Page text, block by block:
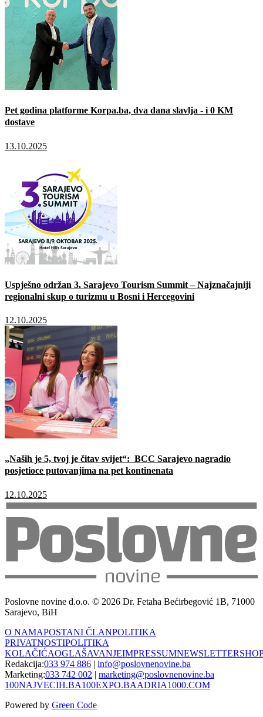
Pet godina platforme Korpa.ba, dva dana slavlja - i 0 KM
dostave
13.10.2025
Uspješno održan 3. Sarajevo Tourism Summit – Najznačajniji
regionalni skup o turizmu u Bosni i Hercegovini
12.10.2025
„Naših je 5, tvoj je čitav svijet“: BCC Sarajevo nagradio
posjetioce putovanjima na pet kontinenata
12.10.2025
Poslovne novine d.o.o. © 2026 Dr. Fetaha Bećirbegović 1B, 71000
Sarajevo, BiH
O NAMAPOSTANI ČLANPOLITIKA
PRIVATNOSTIPOLITIKA
KOLAČIĆAOGLAŠAVANJEIMPRESSUMNEWSLETTER
Redakcija:033 974 886 | info@poslovnenovine.ba
Marketing:033 742 002 | marketing@poslovnenovine.ba
100NAJVECIH.BA100EXPO.BAADRIA1000.COM
Powered by Green Code